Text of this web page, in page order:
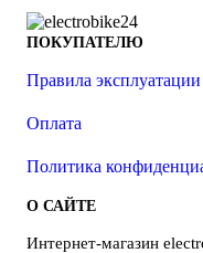
ПОКУПАТЕЛЮ
Правила
Оплата
Политика
О САЙТЕ
Интернет-магазин